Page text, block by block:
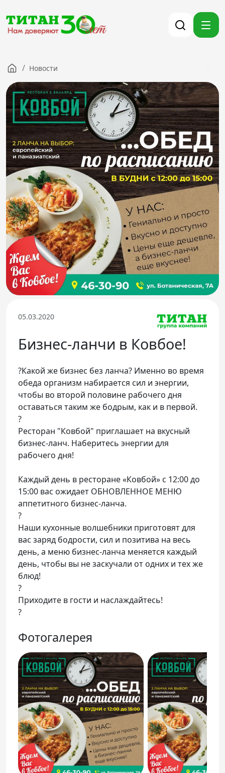
Компания
Партнерам
Тендеры
Вакансии
Новости
Контакты
Версия для слабовидящих
8 (3012) 411-099
Телефон доверия
/ Новости
05.03.2020
Бизнес-ланчи в Ковбое!
?Какой же бизнес без ланча? Именно во время
обеда организм набирается сил и энергии,
чтобы во второй половине рабочего дня
оставаться таким же бодрым, как и в первой.
?
Ресторан "Ковбой" приглашает на вкусный
бизнес-ланч. Наберитесь энергии для
рабочего дня!
Каждый день в ресторане «Ковбой» с 12:00 до
15:00 вас ожидает ОБНОВЛЕННОЕ МЕНЮ
аппетитного бизнес-ланча.
?
Наши кухонные волшебники приготовят для
вас заряд бодрости, сил и позитива на весь
день, а меню бизнес-ланча меняется каждый
день, чтобы вы не заскучали от одних и тех же
блюд!
?
Приходите в гости и наслаждайтесь!
?
Фотогалерея